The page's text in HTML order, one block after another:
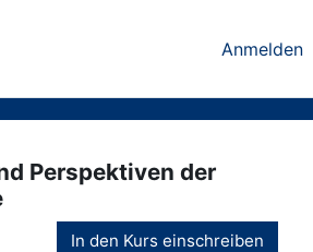
Anmelden
Perspektiven der
In den Kurs einschreiben